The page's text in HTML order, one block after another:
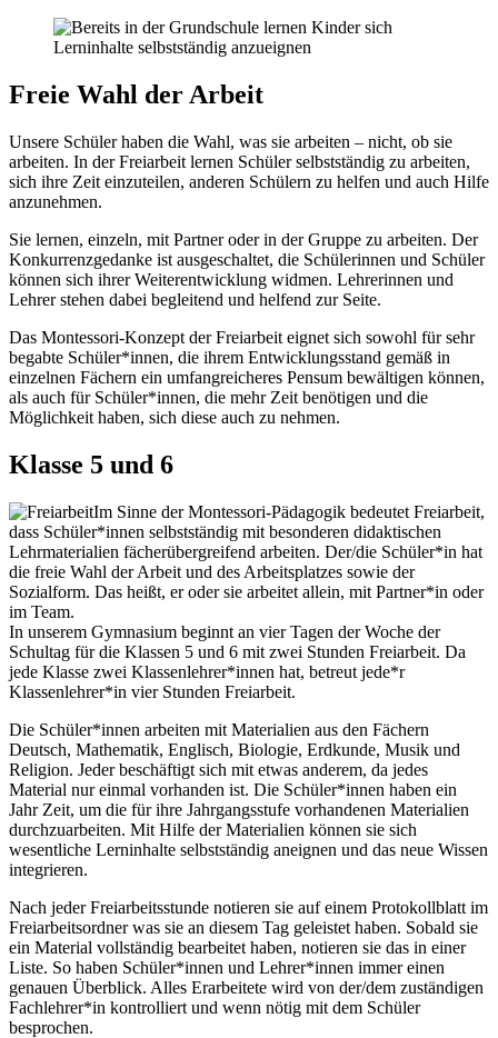
Freie Wahl der Arbeit
Unsere Schüler haben die Wahl, was sie arbeiten – nicht, ob sie
arbeiten. In der Freiarbeit lernen Schüler selbstständig zu arbeiten,
sich ihre Zeit einzuteilen, anderen Schülern zu helfen und auch Hilfe
anzunehmen.
Sie lernen, einzeln, mit Partner oder in der Gruppe zu arbeiten. Der
Konkurrenzgedanke ist ausgeschaltet, die Schülerinnen und Schüler
können sich ihrer Weiterentwicklung widmen. Lehrerinnen und
Lehrer stehen dabei begleitend und helfend zur Seite.
Das Montessori-Konzept der Freiarbeit eignet sich sowohl für sehr
begabte Schüler*innen, die ihrem Entwicklungsstand gemäß in
einzelnen Fächern ein umfangreicheres Pensum bewältigen können,
als auch für Schüler*innen, die mehr Zeit benötigen und die
Möglichkeit haben, sich diese auch zu nehmen.
Klasse 5 und 6
Im Sinne der Montessori-Pädagogik bedeutet Freiarbeit,
dass Schüler*innen selbstständig mit besonderen didaktischen
Lehrmaterialien fächerübergreifend arbeiten. Der/die Schüler*in hat
die freie Wahl der Arbeit und des Arbeitsplatzes sowie der
Sozialform. Das heißt, er oder sie arbeitet allein, mit Partner*in oder
im Team.
In unserem Gymnasium beginnt an vier Tagen der Woche der
Schultag für die Klassen 5 und 6 mit zwei Stunden Freiarbeit. Da
jede Klasse zwei Klassenlehrer*innen hat, betreut jede*r
Klassenlehrer*in vier Stunden Freiarbeit.
Die Schüler*innen arbeiten mit Materialien aus den Fächern
Deutsch, Mathematik, Englisch, Biologie, Erdkunde, Musik und
Religion. Jeder beschäftigt sich mit etwas anderem, da jedes
Material nur einmal vorhanden ist. Die Schüler*innen haben ein
Jahr Zeit, um die für ihre Jahrgangsstufe vorhandenen Materialien
durchzuarbeiten. Mit Hilfe der Materialien können sie sich
wesentliche Lerninhalte selbstständig aneignen und das neue Wissen
integrieren.
Nach jeder Freiarbeitsstunde notieren sie auf einem Protokollblatt im
Freiarbeitsordner was sie an diesem Tag geleistet haben. Sobald sie
ein Material vollständig bearbeitet haben, notieren sie das in einer
Liste. So haben Schüler*innen und Lehrer*innen immer einen
genauen Überblick. Alles Erarbeitete wird von der/dem zuständigen
Fachlehrer*in kontrolliert und wenn nötig mit dem Schüler
besprochen.